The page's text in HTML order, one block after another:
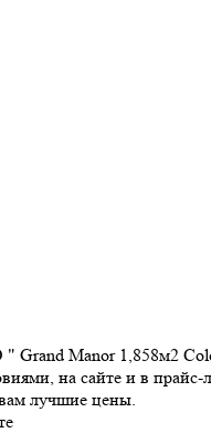
Grand Manor 1,858м2
на сайте и в
лучшие цены.